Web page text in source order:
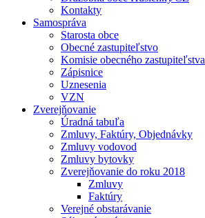
Kontakty
Samospráva
Starosta obce
Obecné zastupiteľstvo
Komisie obecného zastupiteľstva
Zápisnice
Uznesenia
VZN
Zverejňovanie
Úradná tabuľa
Zmluvy, Faktúry, Objednávky
Zmluvy vodovod
Zmluvy bytovky
Zverejňovanie do roku 2018
Zmluvy
Faktúry
Verejné obstarávanie